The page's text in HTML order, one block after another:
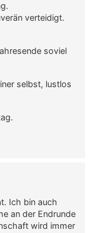
verteidigt.
soviel
selbst, lustlos
Ich bin auch
an der Endrunde
wird immer